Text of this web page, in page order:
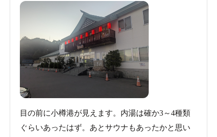
目の前に小樽港が見えます。内湯は確か3～4種類
ぐらいあったはず。あとサウナもあったかと思い